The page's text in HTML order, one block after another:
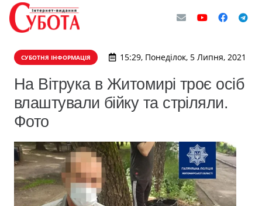
СУБОТНЯ ІНФОРМАЦІЯ 15:29, Понеділок, 5 Липня, 2021
На Вітрука в Житомирі троє осіб
влаштували бійку та стріляли.
Фото